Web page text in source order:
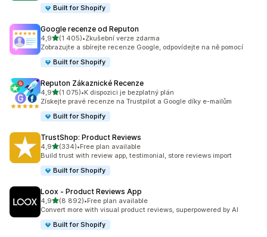
Built for Shopify
Google recenze od Reputon
4,9z 5 hvězd
(1 405)
Celkový počet recenzí: 1405
•Zkušební verze zdarma
Zobrazujte a sbírejte recenze Google, odpovídejte na ně pomocí
Built for Shopify
Reputon Zákaznické Recenze
4,9z 5 hvězd
(1 075)
Celkový počet recenzí: 1075
•K dispozici je bezplatný plán
Získejte pravé recenze na Trustpilot a Google díky e-mailům
Built for Shopify
TrustShop: Product Reviews
4,9z 5 hvězd
(334)
Celkový počet recenzí: 334
•Free plan available
Build trust with review app, testimonial, store reviews import
Built for Shopify
Loox ‑ Product Reviews App
4,9z 5 hvězd
(8 892)
Celkový počet recenzí: 8892
•Free plan available
Convert more with visual product reviews, superpowered by AI
Built for Shopify